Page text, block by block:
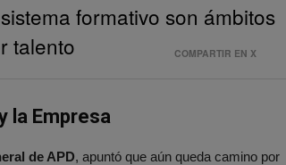
formativo son ámbitos
talento
COMPARTIR EN X
la Empresa
de APD, apuntó que aún queda camino por